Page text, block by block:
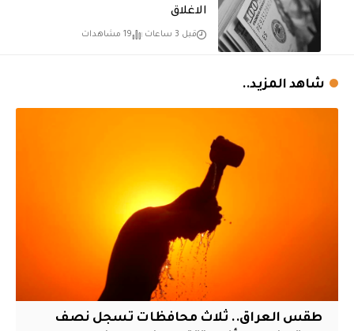
الاغلاق
قبل 3 ساعات 19 مشاهدات
شاهد المزيد..
طقس العراق.. ثلاث محافظات تسجل نصف